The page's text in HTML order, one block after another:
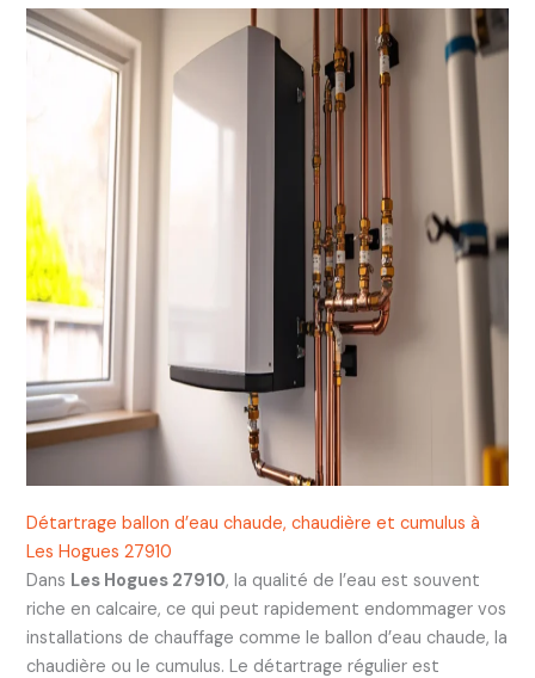
Détartrage ballon d’eau chaude, chaudière et cumulus à
Les Hogues 27910
Dans Les Hogues 27910, la qualité de l’eau est souvent
riche en calcaire, ce qui peut rapidement endommager vos
installations de chauffage comme le ballon d’eau chaude, la
chaudière ou le cumulus. Le détartrage régulier est